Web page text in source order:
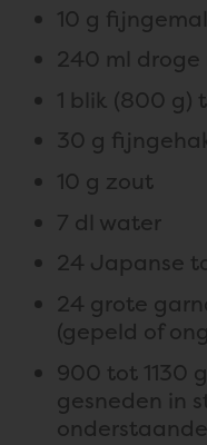
10 g
240 ml droge
1 blik (800 g)
30 g
10 g zout
7 dl water
24 Japanse
24 grote
(gepeld of
900 tot 1130
gesneden in